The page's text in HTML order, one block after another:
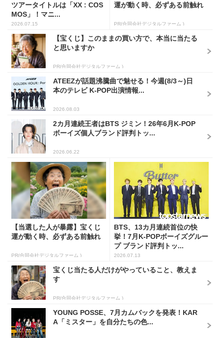
ツアータイトルは「XX : COS
MOS」！マニ...
2026.07.15
運が動く時、必ずある前触れ
PR(合同会社デジタルファーム )
【宝くじ】このままの買い方で、本当に当たる
と思いますか
PR(合同会社デジタルファーム )
ATEEZが話題沸騰曲で魅せる！今週(8/3～)日
本のテレビ K-POP出演情報...
2026.08.03
2カ月連続王者はBTS ジミン！26年6月K-POP
ボーイズ個人ブランド評判トッ...
2026.06.22
【当選した人が暴露】宝くじ
運が動く時、必ずある前触れ
PR(合同会社デジタルファーム )
BTS、13カ月連続首位の快
挙！7月K-POPボーイズグルー
プ ブランド評判トッ...
2026.07.13
宝くじ当たる人だけがやっていること、教えま
す
PR(合同会社デジタルファーム )
YOUNG POSSE、7月カムバックを発表！KAR
A「ミスター」を自分たちの色...